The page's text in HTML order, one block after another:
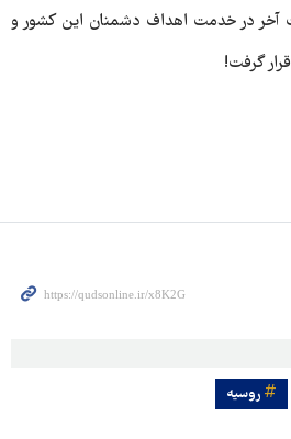
در خدمت اهداف دشمنان این کشور و
گرفت!
روسیه